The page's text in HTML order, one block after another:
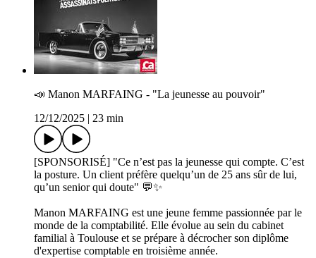
📣 Manon MARFAING - "La jeunesse au pouvoir"
12/12/2025
23 min
[SPONSORISÉ] "Ce n’est pas la jeunesse qui compte. C’est
la posture. Un client préfère quelqu’un de 25 ans sûr de lui,
qu’un senior qui doute" 💬✨
Manon MARFAING est une jeune femme passionnée par le
monde de la comptabilité. Elle évolue au sein du cabinet
familial à Toulouse et se prépare à décrocher son diplôme
d'expertise comptable en troisième année.